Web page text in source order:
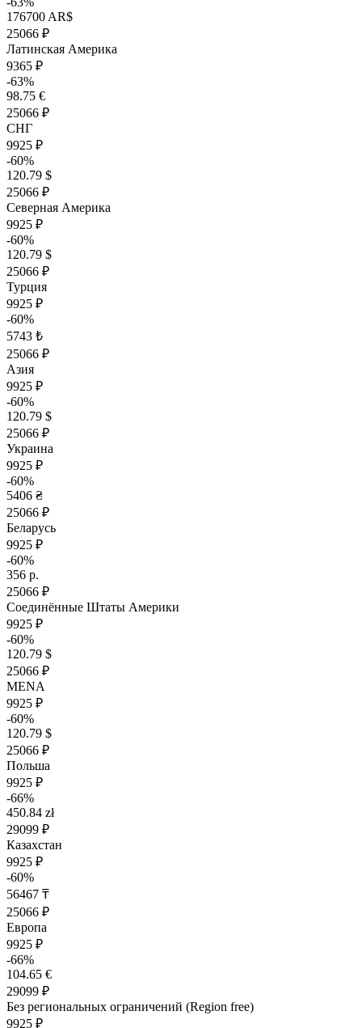
176700 AR$
25066 ₽
Латинская Америка
9365 ₽
-63%
98.75 €
25066 ₽
СНГ
9925 ₽
-60%
120.79 $
25066 ₽
Северная Америка
9925 ₽
-60%
120.79 $
25066 ₽
Турция
9925 ₽
-60%
5743 ₺
25066 ₽
Азия
9925 ₽
-60%
120.79 $
25066 ₽
Украина
9925 ₽
-60%
5406 ₴
25066 ₽
Беларусь
9925 ₽
-60%
356 р.
25066 ₽
Соединённые Штаты Америки
9925 ₽
-60%
120.79 $
25066 ₽
MENA
9925 ₽
-60%
120.79 $
25066 ₽
Польша
9925 ₽
-66%
450.84 zł
29099 ₽
Казахстан
9925 ₽
-60%
56467 ₸
25066 ₽
Европа
9925 ₽
-66%
104.65 €
29099 ₽
Без региональных ограничений (Region free)
9925 ₽